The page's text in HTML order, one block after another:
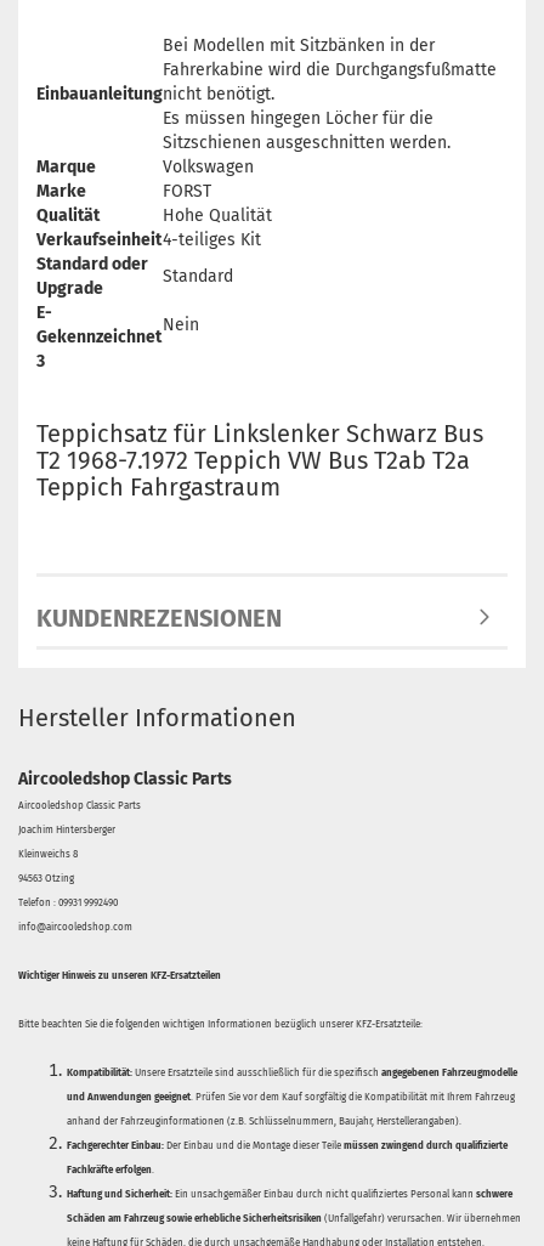
Einbauanleitung
Bei Modellen mit Sitzbänken in der
Fahrerkabine wird die Durchgangsfußmatte
nicht benötigt.
Es müssen hingegen Löcher für die
Sitzschienen ausgeschnitten werden.
Marque
Volkswagen
Marke
FORST
Qualität
Hohe Qualität
Verkaufseinheit4-teiliges Kit
Standard oder
Upgrade
Standard
E-
Gekennzeichnet
Nein
3
Teppichsatz für Linkslenker Schwarz Bus
T2 1968-7.1972 Teppich VW Bus T2ab T2a
Teppich Fahrgastraum
KUNDENREZENSIONEN
Hersteller Informationen
Aircooledshop Classic Parts
Aircooledshop Classic Parts
Joachim Hintersberger
Kleinweichs 8
94563 Otzing
Telefon : 09931 9992490
info@aircooledshop.com
Wichtiger Hinweis zu unseren KFZ-Ersatzteilen
Bitte beachten Sie die folgenden wichtigen Informationen bezüglich unserer KFZ-Ersatzteile:
Kompatibilität: Unsere Ersatzteile sind ausschließlich für die spezifisch angegebenen Fahrzeugmodelle
und Anwendungen geeignet. Prüfen Sie vor dem Kauf sorgfältig die Kompatibilität mit Ihrem Fahrzeug
anhand der Fahrzeuginformationen (z.B. Schlüsselnummern, Baujahr, Herstellerangaben).
Fachgerechter Einbau: Der Einbau und die Montage dieser Teile müssen zwingend durch qualifizierte
Fachkräfte erfolgen.
Haftung und Sicherheit: Ein unsachgemäßer Einbau durch nicht qualifiziertes Personal kann schwere
Schäden am Fahrzeug sowie erhebliche Sicherheitsrisiken (Unfallgefahr) verursachen. Wir übernehmen
keine Haftung für Schäden, die durch unsachgemäße Handhabung oder Installation entstehen.